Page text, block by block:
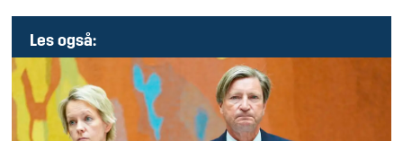
Les også: